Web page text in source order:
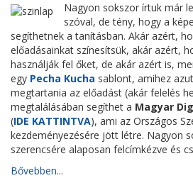
Nagyon sokszor írtuk már
szóval, de tény, hogy a
segíthetnek a tanításban. Akár azért,
előadásainkat színesítsük, akár azért,
használják fel őket, de akár azért is,
egy Pecha Kucha sablont, amihez
megtartania az előadást (akár felelés
megtalálásában segíthet a Magyar
(IDE KATTINTVA), ami az Országos
kezdeményezésére jött létre. Nagyon
szerencsére alaposan felcímkézve és
Bővebben...